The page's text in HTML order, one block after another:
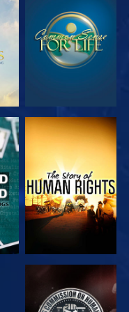
СМОТРЕТЬ
СМОТРЕТЬ
СМОТРЕТЬ